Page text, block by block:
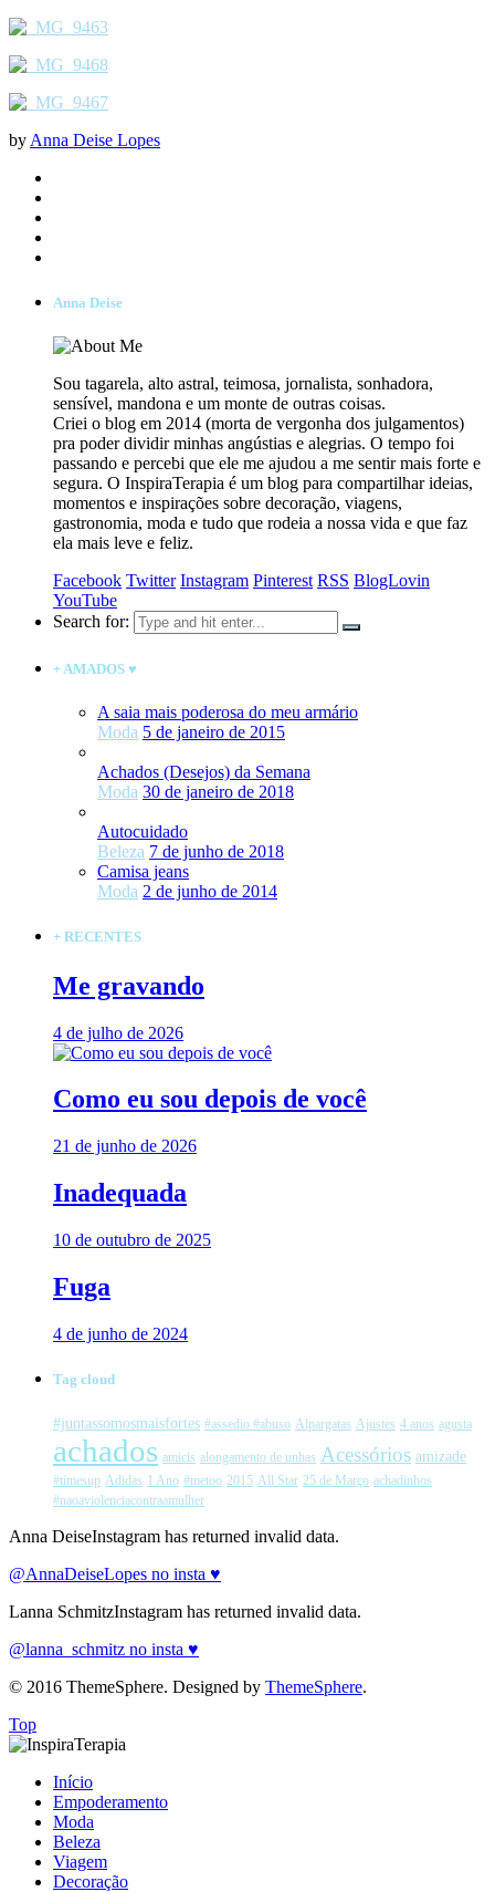
by Anna Deise Lopes
Anna Deise
Sou tagarela, alto astral, teimosa, jornalista, sonhadora,
sensível, mandona e um monte de outras coisas.
Criei o blog em 2014 (morta de vergonha dos julgamentos)
pra poder dividir minhas angústias e alegrias. O tempo foi
passando e percebi que ele me ajudou a me sentir mais forte e
segura. O InspiraTerapia é um blog para compartilhar ideias,
momentos e inspirações sobre decoração, viagens,
gastronomia, moda e tudo que rodeia a nossa vida e que faz
ela mais leve e feliz.
Facebook Twitter Instagram Pinterest RSS BlogLovin
YouTube
Search for:
+ AMADOS ♥
A saia mais poderosa do meu armário
Moda 5 de janeiro de 2015
Achados (Desejos) da Semana
Moda 30 de janeiro de 2018
Autocuidado
Beleza 7 de junho de 2018
Camisa jeans
Moda 2 de junho de 2014
+ RECENTES
Me gravando
4 de julho de 2026
Como eu sou depois de você
21 de junho de 2026
Inadequada
10 de outubro de 2025
Fuga
4 de junho de 2024
Tag cloud
#juntassomosmaisfortes #assedio #abuso Alpargatas Ajustes 4 anos agusta
achados amicis alongamento de unhas Acessórios amizade
#timesup Adidas 1 Ano #metoo 2015 All Star 25 de Março achadinhos
#naoaviolenciacontraamulher
Anna DeiseInstagram has returned invalid data.
@AnnaDeiseLopes no insta ♥
Lanna SchmitzInstagram has returned invalid data.
@lanna_schmitz no insta ♥
© 2016 ThemeSphere. Designed by ThemeSphere.
Top
Início
Empoderamento
Moda
Beleza
Viagem
Decoração